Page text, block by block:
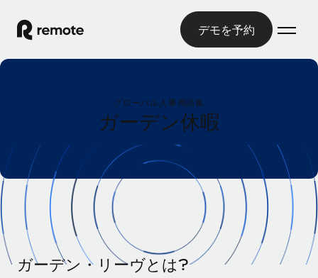
デモを予約
グローバル雇用
グローバル給与処理
コンプライアンス対応の給与処理を手軽に
Employer of Record（EOR）
グローバル展開をコストをかけずに実現
Contractor of Record
各国の制度に対応
国別ガイド
/国別のグローバル雇用支援を検索する
米国州エクスプローラー
米国の各州において採用プロセスを簡素化する
リソース
ツールと計算ツール
誤分類リスク判定ツール
国別に従業員の誤分類リスクを確認する
日本語
グローバル人事用語集
ガーデン休暇
ガーデン・リーヴとは?